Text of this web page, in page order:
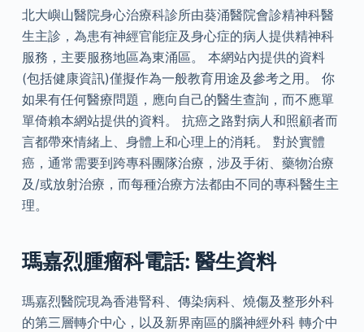
北大嶼山醫院身心治療科診所由葵涌醫院會診精神科醫
生主診，為患有神經官能症及身心症的病人提供精神科
服務，主要服務地區為東涌區。 本網站內提供的資料
(包括健康資訊)僅擬作為一般教育用途及參考之用。 你
如果有任何醫療問題，應向自己的醫生查詢，而不應單
單倚賴本網站提供的資料。 抗癌之路對病人和照顧者而
言都帶來情緒上、身體上和心理上的消耗。 對於實體
癌，通常需要到跨專科團隊治療，涉及手術、藥物治療
及/或放射治療，而每種治療方法都由不同的專科醫生主
理。
瑪嘉烈腫瘤科電話: 醫生資料
瑪嘉烈醫院現為香港腎科、傳染病科、燒傷及整形外科
的第三層轉介中心，以及新界南區的腦神經外科 轉介中